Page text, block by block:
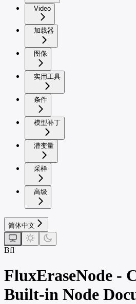
Video
加载器
图像
实用工具
条件
模型补丁
潜变量
采样
高级
简体中文
Bfl
FluxEraseNode -
Built-in Node